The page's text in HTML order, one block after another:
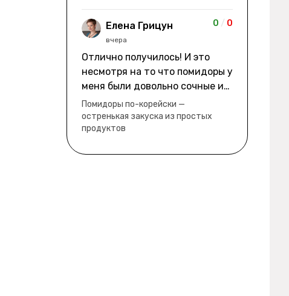
смотрел телик, потом мне
подарили ноутбук, который у
меня до сих пор. ну а в этом
уже другую модель т.к та была
старая и пароль я от него
забыл
Елена Грицун
вчера
0 / 0
Отлично получилось! И это
несмотря на то что помидоры у
меня были довольно сочные и
водянистые. Ну, зато теперь
полно острой салатной жижи ))
Помидоры по-корейски —
остренькая закуска из простых
продуктов